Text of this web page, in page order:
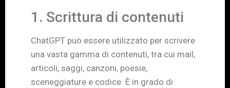
1. Scrittura di contenuti
ChatGPT può essere utilizzato per scrivere
una vasta gamma di contenuti, tra cui mail,
articoli, saggi, canzoni, poesie,
sceneggiature e codice. È in grado di